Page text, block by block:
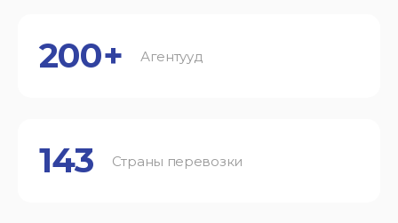
200+ Агентууд
143 Страны перевозки